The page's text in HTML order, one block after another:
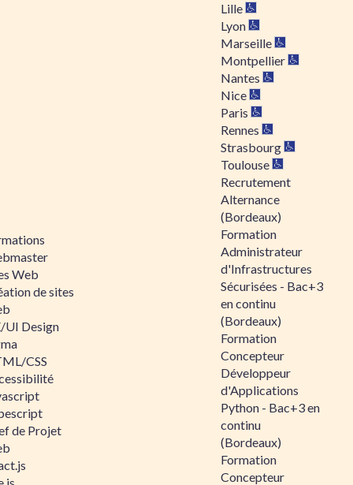
Web
de sites
UI Design
CSS
de Projet
Lille
Lyon
Marseille
Montpellier
Nantes
Nice
Paris
Rennes
Strasbourg
Toulouse
Recrutement
Alternance
(Bordeaux)
Formation
Administrateur
d'Infrastructures
Sécurisées - Bac+3
en continu
(Bordeaux)
Formation
Concepteur
Développeur
d'Applications
Python - Bac+3 en
continu
(Bordeaux)
Formation
Concepteur